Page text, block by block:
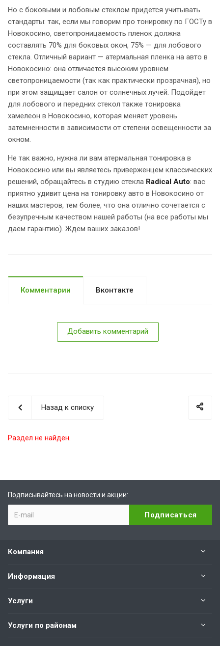
Но с боковыми и лобовым стеклом придется учитывать
стандарты: так, если мы говорим про тонировку по ГОСТу в
Новокосино, светопроницаемость пленок должна
составлять 70% для боковых окон, 75% — для лобового
стекла. Отличный вариант — атермальная пленка на авто в
Новокосино: она отличается высоким уровнем
светопроницаемости (так как практически прозрачная), но
при этом защищает салон от солнечных лучей. Подойдет
для лобового и передних стекол также тонировка
хамелеон в Новокосино, которая меняет уровень
затемненности в зависимости от степени освещенности за
окном.
Не так важно, нужна ли вам атермальная тонировка в
Новокосино или вы являетесь приверженцем классических
решений, обращайтесь в студию стекла Radical Auto: вас
приятно удивит цена на тонировку авто в Новокосино от
наших мастеров, тем более, что она отлично сочетается с
безупречным качеством нашей работы (на все работы мы
даем гарантию). Ждем ваших заказов!
Комментарии Вконтакте
Добавить комментарий
Назад к списку
Раздел не найден.
Подписывайтесь на новости и акции:
Компания
Информация
Услуги
Услуги по районам